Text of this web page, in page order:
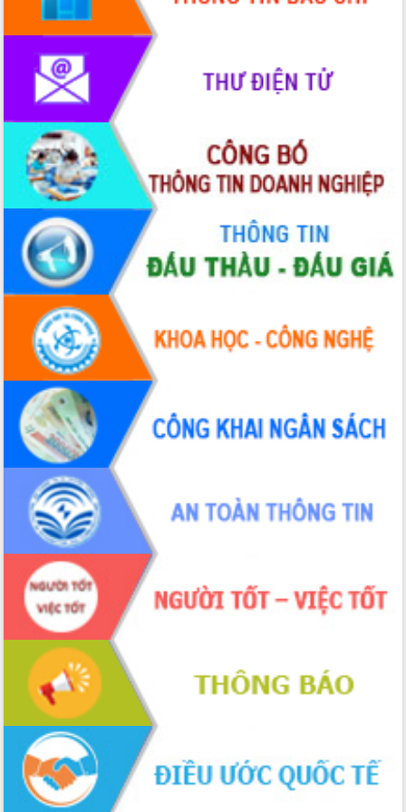
phát triển mới
Thường trực HĐND tỉnh Đắk Lắk gặp
mặt Đoàn chuyên gia y tế TP. Hồ Chí
Minh
Lễ truy điệu và an táng hài cốt liệt sĩ
tại Nghĩa trang Liệt sĩ xã Sơn Hòa
Bàn giải pháp tháo gỡ khó khăn trong
xuất khẩu sầu riêng và triển khai quy
định EUDR
Thứ trưởng Bộ Nông nghiệp và Môi
trường Nguyễn Hoàng Hiệp khảo sát
vùng trồng và doanh nghiệp đóng gói
sầu riêng tại Đắk Lắk
Trình diễn nghệ thuật chế biến các
món ăn từ sầu riêng
Đắk Lắk công bố Quy hoạch và xúc
tiến đầu tư tỉnh
Ngành cá ngừ Đắk Lắk chủ động thích
ứng để giữ vững thị trường xuất khẩu
Diễn đàn Kinh tế tư nhân Việt Nam đột
phá cơ chế - Hợp tác công tư
Đề án 06 tạo bước ngoặt đột phá trong
cải cách hành chính tỉnh Đắk Lắk
Kết nối tour, đẩy mạnh chuyển đổi số
để phát triển du lịch Đắk Lắk
Khởi động Dự án Đầu tư xây dựng hạ
tầng kỹ thuật Cụm công nghiệp Tân
Tiến
Gặp mặt các cơ quan báo chí nhân Kỷ
niệm 101 năm Ngày Báo chí Cách
mạng Việt Nam
Đắk Lắk sơ kết 4 năm triển khai thực
hiện Đề án 06 của Chính phủ
Họp báo thông tin về Hội nghị Công bố
Quy hoạch và Xúc tiến đầu tư tỉnh Đắk
Khơi thông điểm nghẽn, đẩy nhanh
giải ngân vốn khắc phục thiên tai
HĐND tỉnh thông qua điều chỉnh Quy
hoạch tỉnh thời kỳ 2021-2030